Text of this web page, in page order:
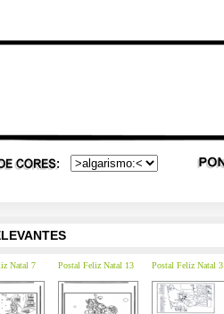
Natal 7 Postal Feliz Natal 13 Postal Feliz Natal 3